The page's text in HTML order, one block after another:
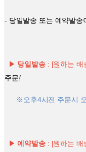
- 당일발송 또는 예약발송
▶ 당일발송: [원하는 배
주문!
※오후4시전 주문시
▶예약발송 : [원하는 배